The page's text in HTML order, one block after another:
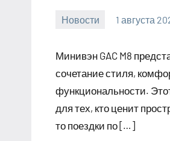
Новости 1 августа
Минивэн GAC M8
сочетание стиля,
функциональности.
для тех, кто ценит
то поездки по […]